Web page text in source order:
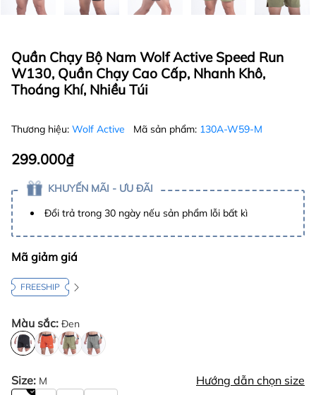
Quần Chạy Bộ Nam Wolf Active Speed Run
W130, Quần Chạy Cao Cấp, Nhanh Khô,
Thoáng Khí, Nhiều Túi
Thương hiệu: Wolf Active Mã sản phẩm: 130A-W59-M
299.000₫
KHUYẾN MÃI - ƯU ĐÃI
Đổi trả trong 30 ngày nếu sản phẩm lỗi bất kì
Mã giảm giá
FREESHIP
Màu sắc: Đen
Size: M Hướng dẫn chọn size